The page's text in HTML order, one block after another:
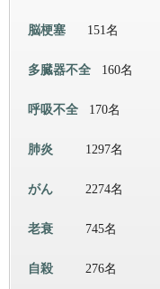
脳梗塞 151名
多臓器不全 160名
呼吸不全 170名
肺炎 1297名
がん 2274名
老衰 745名
自殺 276名